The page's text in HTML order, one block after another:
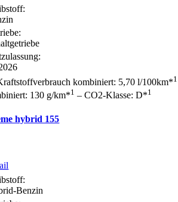
kombiniert: 5,70 l/100km*1
130 g/km*1 – CO2-Klasse: D*1
hybrid 155
Benzin